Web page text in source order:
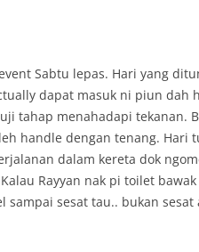
Sabtu lepas. Hari yang
dapat masuk ni piun dah
tahap menahadapi tekanan.
handle dengan tenang. Hari
dalam kereta dok
Rayyan nak pi toilet
sesat tau.. bukan sesat